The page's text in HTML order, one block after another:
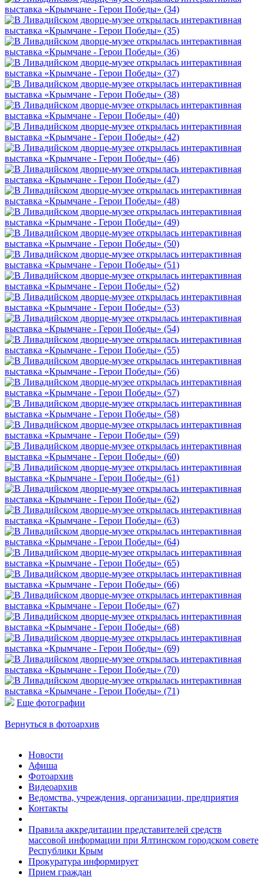
Еще фотографии
Вернуться в фотоархив
Новости
Афиша
Фотоархив
Видеоархив
Ведомства, учреждения, организации, предприятия
Контакты
Правила аккредитации представителей средств
массовой информации при Ялтинском городском совете
Республики Крым
Прокуратура информирует
Прием граждан